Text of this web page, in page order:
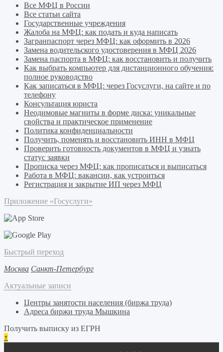
Все МФЦ в России
Все статьи сайта
Государственные учреждения
Жалоба на МФЦ: как подать и куда написать
Загранпаспорт через МФЦ: как оформить в 2026
Замена водительского удостоверения в МФЦ 2026
Замена паспорта в МФЦ: как восстановить и получить
Как выбрать компьютер для дистанционного обучения:
полное руководство
Как записаться в МФЦ: через Госуслуги, на сайте и по
телефону
Консультация юриста
Неодимовые магниты в форме диска: уникальные
свойства и практическое применение
Политика конфиденциальности
Получить, поменять и восстановить ИНН в МФЦ
Проверить готовность документов в МФЦ и узнать
статус заявки
Прописка через МФЦ: как прописаться и выписаться
Работа в МФЦ: вакансии, как устроиться
Регистрация и закрытие ИП через МФЦ
Приложение «Госуслуги»
Быстрый переход
Москва Санкт-Петербург
Актуальные записи
Центры занятости населения (биржа труда)
Адреса биржи труда Мышкина
Получить выписку из ЕГРН
↑